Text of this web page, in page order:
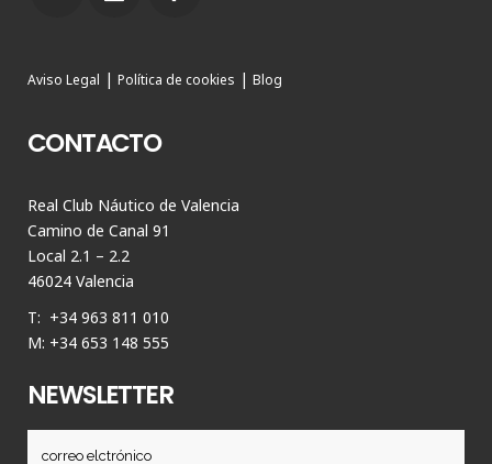
Aviso Legal | Política de cookies | Blog
CONTACTO
Real Club Náutico de Valencia
Camino de Canal 91
Local 2.1 – 2.2
46024 Valencia
T: +34 963 811 010
M: +34 653 148 555
NEWSLETTER